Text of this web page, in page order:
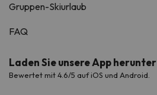
Gruppen-Skiurlaub
FAQ
Laden Sie unsere App herunter
Bewertet mit 4.6/5 auf iOS und Android.